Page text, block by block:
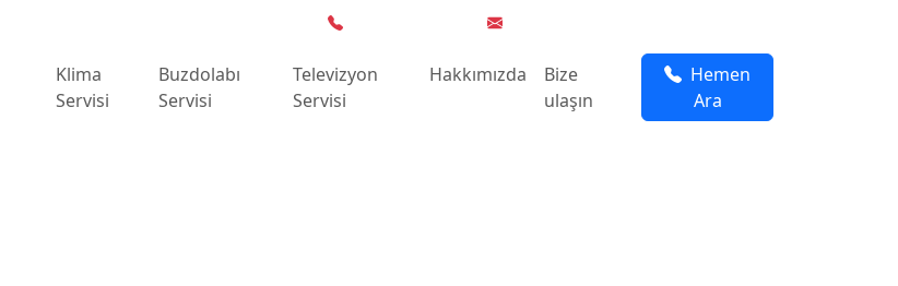
Klima
Servisi
Buzdolabı
Servisi
Televizyon
Servisi
Hakkımızda
Bize
ulaşın
Hemen
Ara